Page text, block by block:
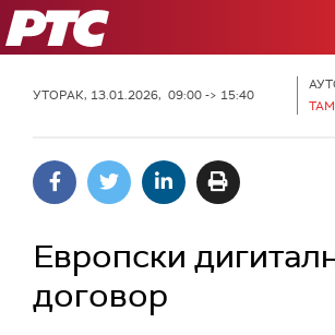
РТС
УТОРАК, 13.01.2026, 09:00 -> 15:40
Европски
договор